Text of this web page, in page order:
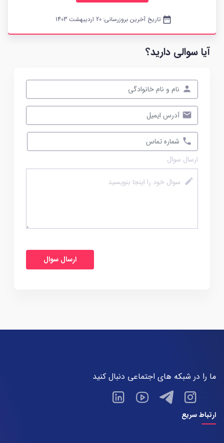
date_range تاریخ آخرین بروزرسانی:20 اردیبهشت 1403
آیا سوالی دارید؟
ارسال سوال
ارتباط سریع
ما را در شبکه های اجتماعی دنبال کنید